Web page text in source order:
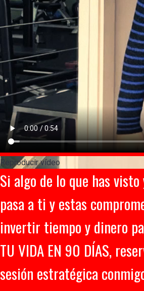
Reproducir vídeo
Si algo de lo que has
pasa a ti y estas
invertir tiempo y dinero
TU VIDA EN 90 DÍAS,
sesión estratégica